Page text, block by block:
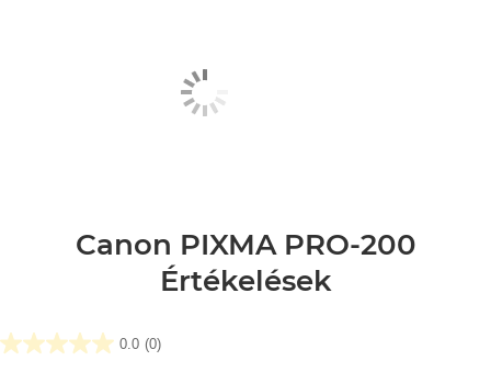
Canon PIXMA PRO-200
Értékelések
0.0 (0)
0.0